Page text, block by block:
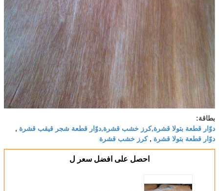
بطاقة:
دوّار قطعة بتولا قشرة,كرز خشب قشرة,دوّار قطعة شجر قيقب قشرة ,
دوّار قطعة بتولا قشرة ,كرز خشب قشرة
احصل على افضل سعر ل